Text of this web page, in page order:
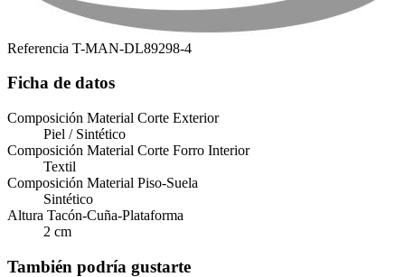
Referencia T-MAN-DL89298-4
Ficha de datos
Composición Material Corte Exterior
Piel / Sintético
Composición Material Corte Forro Interior
Textil
Composición Material Piso-Suela
Sintético
Altura Tacón-Cuña-Plataforma
2 cm
También podría gustarte